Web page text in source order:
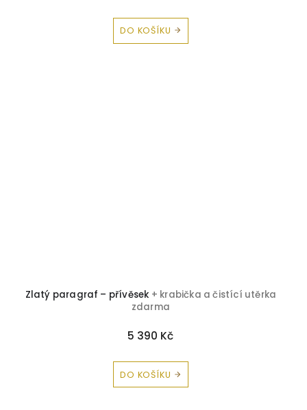
DO KOŠÍKU
Zlatý paragraf – přívěsek + krabička a čistící utěrka
zdarma
5 390 Kč
DO KOŠÍKU